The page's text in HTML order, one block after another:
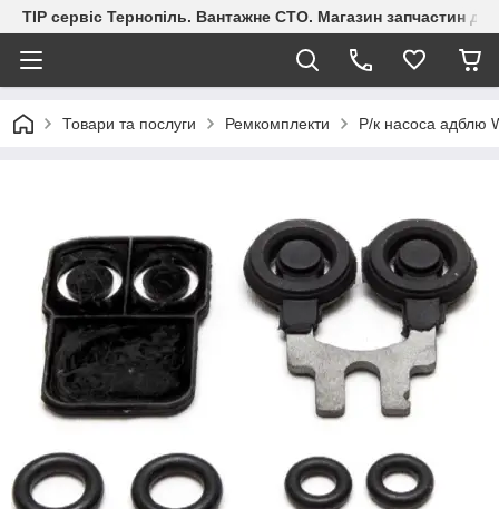
ТІР сервіс Тернопіль. Вантажне СТО. Магазин запчастин
Товари та послуги Ремкомплекти Р/к насоса адблю